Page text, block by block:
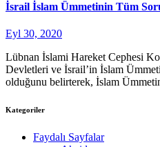
İsrail İslam Ümmetinin Tüm
Eyl 30, 2020
Lübnan İslami Hareket Cephesi
Devletleri ve İsrail’in İslam
olduğunu belirterek, İslam
Kategoriler
Faydalı Sayfalar